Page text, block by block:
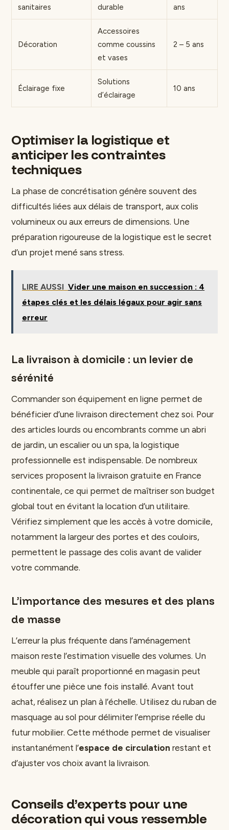
sanitaires
durable
ans
Décoration
Accessoires
comme coussins
et vases
2 – 5 ans
Éclairage fixe
Solutions
d’éclairage
10 ans
Optimiser la logistique et
anticiper les contraintes
techniques
La phase de concrétisation génère souvent des
difficultés liées aux délais de transport, aux colis
volumineux ou aux erreurs de dimensions. Une
préparation rigoureuse de la logistique est le secret
d’un projet mené sans stress.
LIRE AUSSI Vider une maison en succession : 4
étapes clés et les délais légaux pour agir sans
erreur
La livraison à domicile : un levier de
sérénité
Commander son équipement en ligne permet de
bénéficier d’une livraison directement chez soi. Pour
des articles lourds ou encombrants comme un abri
de jardin, un escalier ou un spa, la logistique
professionnelle est indispensable. De nombreux
services proposent la livraison gratuite en France
continentale, ce qui permet de maîtriser son budget
global tout en évitant la location d’un utilitaire.
Vérifiez simplement que les accès à votre domicile,
notamment la largeur des portes et des couloirs,
permettent le passage des colis avant de valider
votre commande.
L’importance des mesures et des plans
de masse
L’erreur la plus fréquente dans l’aménagement
maison reste l’estimation visuelle des volumes. Un
meuble qui paraît proportionné en magasin peut
étouffer une pièce une fois installé. Avant tout
achat, réalisez un plan à l’échelle. Utilisez du ruban de
masquage au sol pour délimiter l’emprise réelle du
futur mobilier. Cette méthode permet de visualiser
instantanément l’espace de circulation restant et
d’ajuster vos choix avant la livraison.
Conseils d’experts pour une
décoration qui vous ressemble